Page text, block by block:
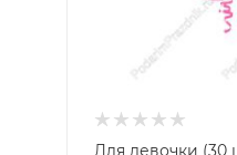
Для девочки (30